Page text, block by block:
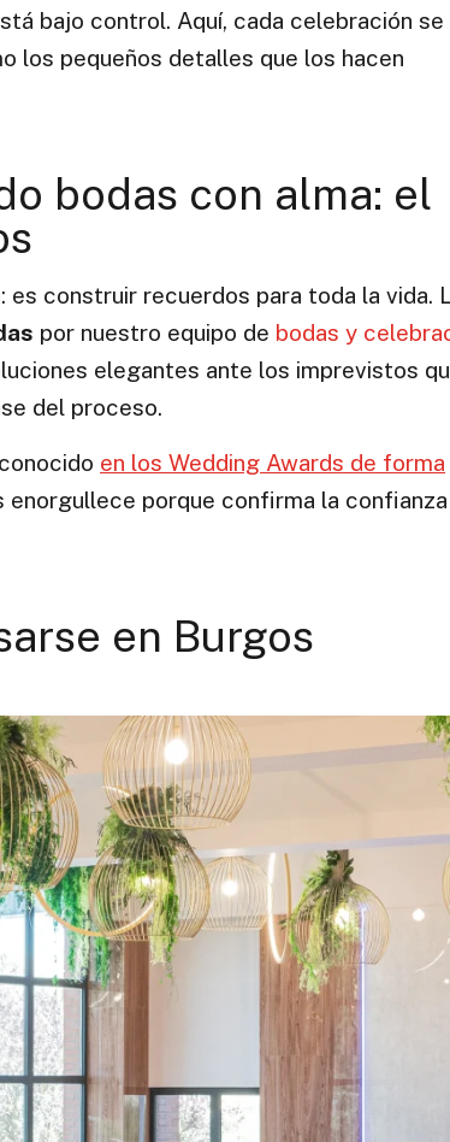
bajo control. Aquí, cada celebración se
los pequeños detalles que los hacen
bodas con alma: el
es construir recuerdos para toda la vida.
por nuestro equipo de bodas y
elegantes ante los imprevistos
del proceso.
en los Wedding Awards de forma
enorgullece porque confirma la
en Burgos